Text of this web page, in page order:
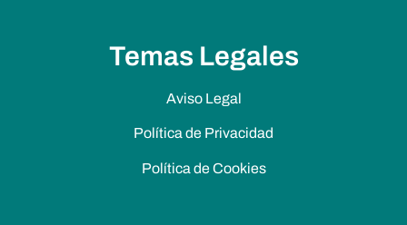
Temas Legales
Aviso Legal
Política de Privacidad
Política de Cookies